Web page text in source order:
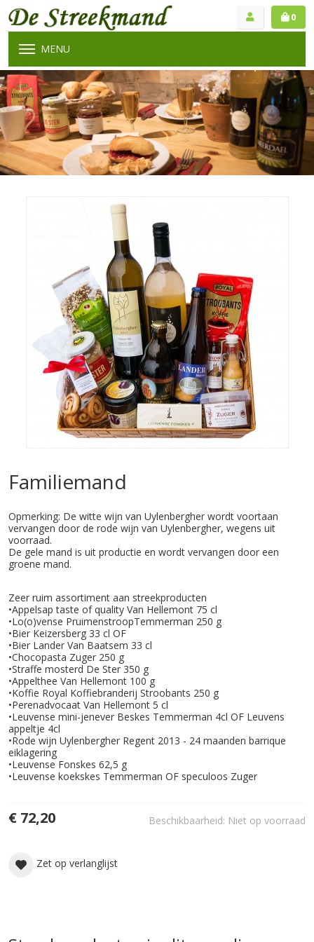
0
MENU
Familiemand
Opmerking: De witte wijn van Uylenbergher wordt voortaan
vervangen door de rode wijn van Uylenbergher, wegens uit
voorraad.
De gele mand is uit productie en wordt vervangen door een
groene mand.
Zeer ruim assortiment aan streekproducten
•Appelsap taste of quality Van Hellemont 75 cl
•Lo(o)vense PruimenstroopTemmerman 250 g
•Bier Keizersberg 33 cl OF
•Bier Lander Van Baatsem 33 cl
•Chocopasta Zuger 250 g
•Straffe mosterd De Ster 350 g
•Appelthee Van Hellemont 100 g
•Koffie Royal Koffiebranderij Stroobants 250 g
•Perenadvocaat Van Hellemont 5 cl
•Leuvense mini-jenever Beskes Temmerman 4cl OF Leuvens
appeltje 4cl
•Rode wijn Uylenbergher Regent 2013 - 24 maanden barrique
eiklagering
•Leuvense Fonskes 62,5 g
•Leuvense koekskes Temmerman OF speculoos Zuger
Beschikbaarheid: Niet op voorraad
€ 72,20
Zet op verlanglijst